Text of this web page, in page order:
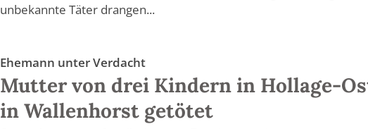
unbekannte Täter drangen...
Ehemann unter Verdacht
Mutter von drei Kindern in Hollage-
in Wallenhorst getötet